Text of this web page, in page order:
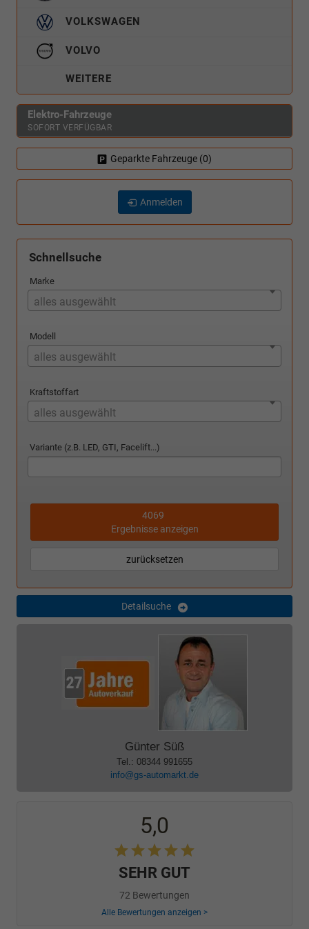
VOLKSWAGEN
VOLVO
WEITERE
Elektro-Fahrzeuge
SOFORT VERFÜGBAR
Geparkte Fahrzeuge (0)
Anmelden
Schnellsuche
Marke
alles ausgewählt
Modell
alles ausgewählt
Kraftstoffart
alles ausgewählt
Variante (z.B. LED, GTI, Facelift...)
4069
Ergebnisse anzeigen
zurücksetzen
Detailsuche
Günter Süß
Tel.: 08344 991655
info@gs-automarkt.de
5,0
SEHR GUT
72 Bewertungen
Alle Bewertungen anzeigen >